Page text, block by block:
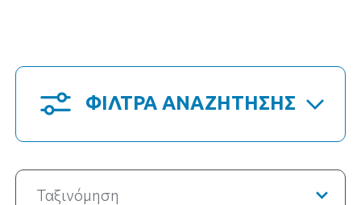
ΦΙΛΤΡΑ ΑΝΑΖΗΤΗΣΗΣ
Ταξινόμηση